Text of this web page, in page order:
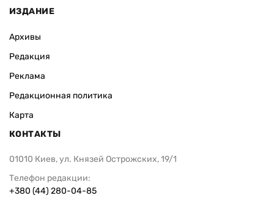
ИЗДАНИЕ
Архивы
Редакция
Реклама
Редакционная политика
Карта
КОНТАКТЫ
01010 Киев, ул. Князей Острожских, 19/1
Телефон редакции:
+380 (44) 280-04-85